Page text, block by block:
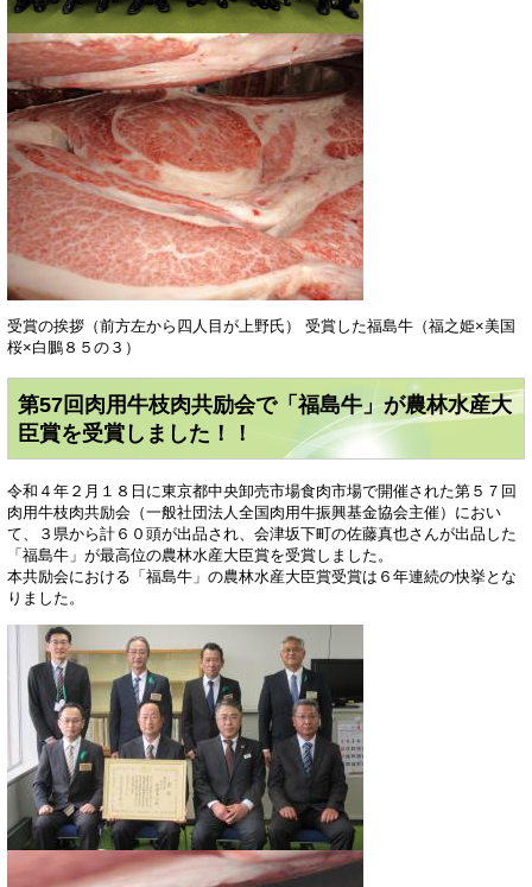
受賞の挨拶（前方左から四人目が上野氏） 受賞した福島牛（福之姫×美国
桜×白鵬８５の３）
第57回肉用牛枝肉共励会で「福島牛」が農林水産大
臣賞を受賞しました！！
令和４年２月１８日に東京都中央卸売市場食肉市場で開催された第５７回
肉用牛枝肉共励会（一般社団法人全国肉用牛振興基金協会主催）におい
て、３県から計６０頭が出品され、会津坂下町の佐藤真也さんが出品した
「福島牛」が最高位の農林水産大臣賞を受賞しました。
本共励会における「福島牛」の農林水産大臣賞受賞は６年連続の快挙とな
りました。